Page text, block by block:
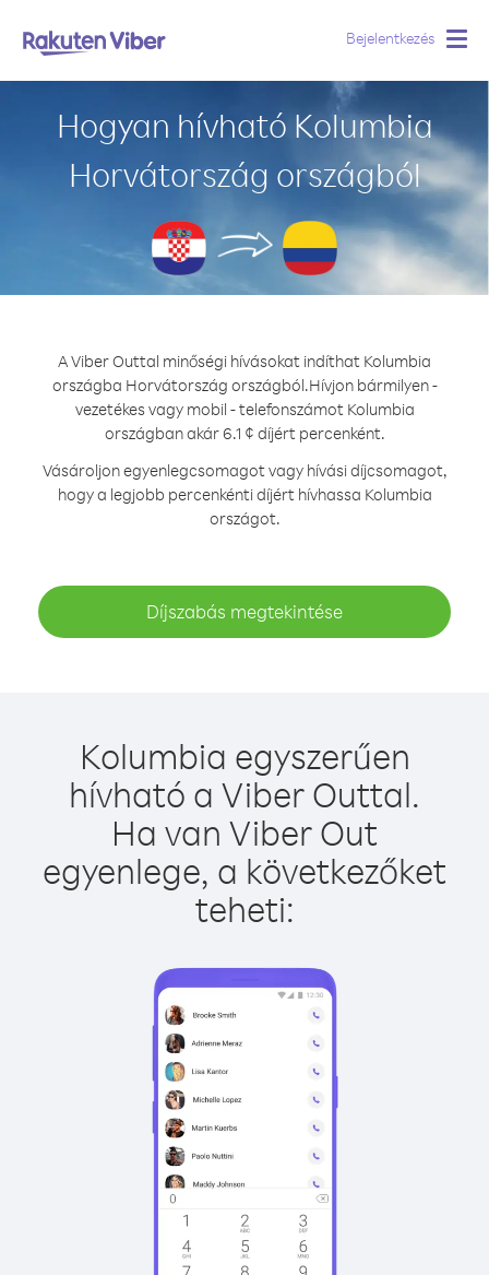
Bejelentkezés
Hogyan hívható Kolumbia
Horvátország országból
A Viber Outtal minőségi hívásokat indíthat Kolumbia
országba Horvátország országból.Hívjon bármilyen -
vezetékes vagy mobil - telefonszámot Kolumbia
országban akár 6.1 ¢ díjért percenként.
Vásároljon egyenlegcsomagot vagy hívási díjcsomagot,
hogy a legjobb percenkénti díjért hívhassa Kolumbia
országot.
Díjszabás megtekintése
Kolumbia egyszerűen
hívható a Viber Outtal.
Ha van Viber Out
egyenlege, a következőket
teheti: